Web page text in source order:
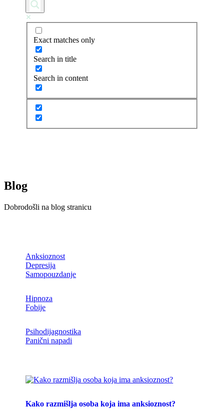
Exact matches only
Search in title
Search in content
Blog
Dobrodošli na blog stranicu
Anksioznost
Depresija
Samopouzdanje
Hipnoza
Fobije
Psihodijagnostika
Panični napadi
Kako razmišlja osoba koja ima anksioznost?